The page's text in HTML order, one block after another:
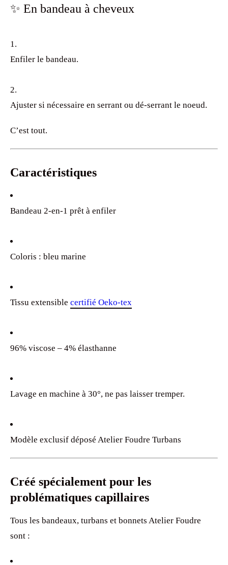
✨ En bandeau à cheveux
Enfiler le bandeau.
Ajuster si nécessaire en serrant ou dé-serrant le noeud.
C’est tout.
Caractéristiques
Bandeau 2-en-1 prêt à enfiler
Coloris : bleu marine
Tissu extensible certifié Oeko-tex
96% viscose – 4% élasthanne
Lavage en machine à 30°, ne pas laisser tremper.
Modèle exclusif déposé Atelier Foudre Turbans
Créé spécialement pour les
problématiques capillaires
Tous les bandeaux, turbans et bonnets Atelier Foudre
sont :